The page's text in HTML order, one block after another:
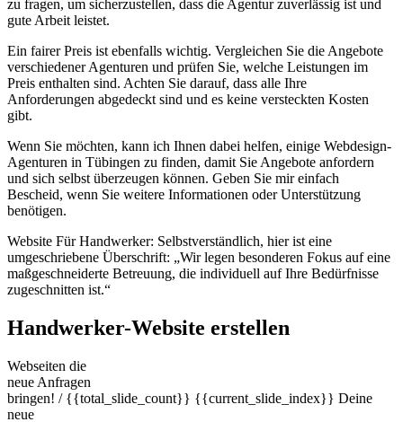
zu fragen, um sicherzustellen, dass die Agentur zuverlässig ist und
gute Arbeit leistet.
Ein fairer Preis ist ebenfalls wichtig. Vergleichen Sie die Angebote
verschiedener Agenturen und prüfen Sie, welche Leistungen im
Preis enthalten sind. Achten Sie darauf, dass alle Ihre
Anforderungen abgedeckt sind und es keine versteckten Kosten
gibt.
Wenn Sie möchten, kann ich Ihnen dabei helfen, einige Webdesign-
Agenturen in Tübingen zu finden, damit Sie Angebote anfordern
und sich selbst überzeugen können. Geben Sie mir einfach
Bescheid, wenn Sie weitere Informationen oder Unterstützung
benötigen.
Website Für Handwerker: Selbstverständlich, hier ist eine
umgeschriebene Überschrift: „Wir legen besonderen Fokus auf eine
maßgeschneiderte Betreuung, die individuell auf Ihre Bedürfnisse
zugeschnitten ist.“
Handwerker-Website erstellen
Webseiten die
neue Anfragen
bringen! / {{total_slide_count}} {{current_slide_index}} Deine
neue